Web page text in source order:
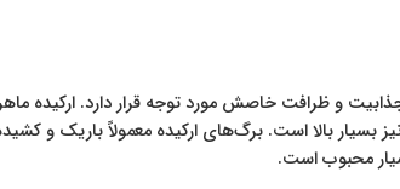
و ظرافت خاصش مورد توجه قرار دارد.
بالا است. برگ‌های ارکیده معمولاً باریک و
محبوب است.